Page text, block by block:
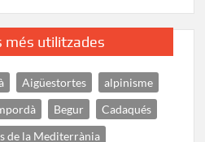
més utilitzades
Aigüestortes
alpinisme
Begur
Cadaqués
de la Mediterrània